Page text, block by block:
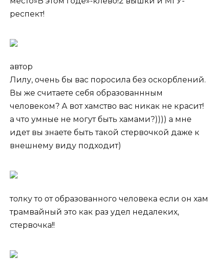
респект!
автор
Лилу, очень бы вас поросила без оскорблений.
Вы же считаете себя образованнным
человеком? А вот хамство вас никак не красит!
а что умные не могут быть хамами?)))) а мне
идет вы знаете быть такой стервочкой даже к
внешнему виду подходит)
толку то от образованного человека если он хам
трамвайный это как раз удел недалеких,
стервочка!!